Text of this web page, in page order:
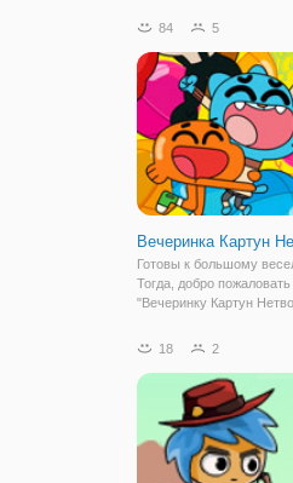
вождении автомобиля с
грузовика, вы
Попробуйте собрать
84 5
Вечеринка Картун
Готовы к большому
Тогда, добро пожаловать
"Вечеринку Картун
повеселиться и сыграть
мультяшками. Впереди
пятьдесят мини игр, где
18 2